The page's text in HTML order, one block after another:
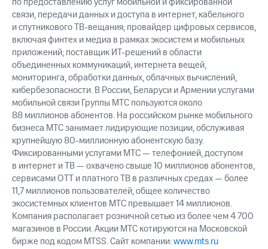
связи, передачи данных и доступа в интернет, кабельного
и спутникового ТВ-вещания; провайдер цифровых сервисов,
включая финтех и медиа в рамках экосистем и мобильных
приложений; поставщик ИТ-решений в области
объединенных коммуникаций, интернета вещей,
мониторинга, обработки данных, облачных вычислений,
кибербезопасности. В России, Беларуси и Армении услугами
мобильной связи Группы МТС пользуются около
88 миллионов абонентов. На российском рынке мобильного
бизнеса МТС занимает лидирующие позиции, обслуживая
крупнейшую 80-миллионную абонентскую базу.
Фиксированными услугами МТС — телефонией, доступом
в интернет и ТВ — охвачено свыше 10 миллионов абонентов,
сервисами OTT и платного ТВ в различных средах — более
11,7 миллионов пользователей, общее количество
экосистемных клиентов МТС превышает 14 миллионов.
Компания располагает розничной сетью из более чем 4 700
магазинов в России. Акции МТС котируются на Московской
бирже под кодом MTSS. Сайт компании:www.mts.ru